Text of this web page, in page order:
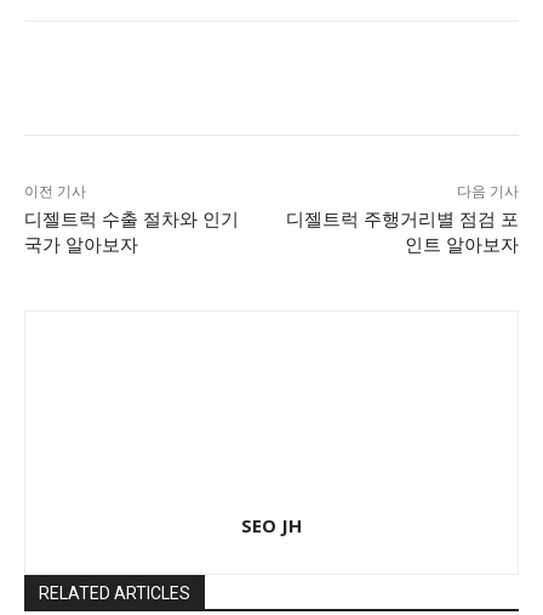
이전 기사
디젤트럭 수출 절차와 인기
국가 알아보자
다음 기사
디젤트럭 주행거리별 점검 포
인트 알아보자
SEO JH
RELATED ARTICLES